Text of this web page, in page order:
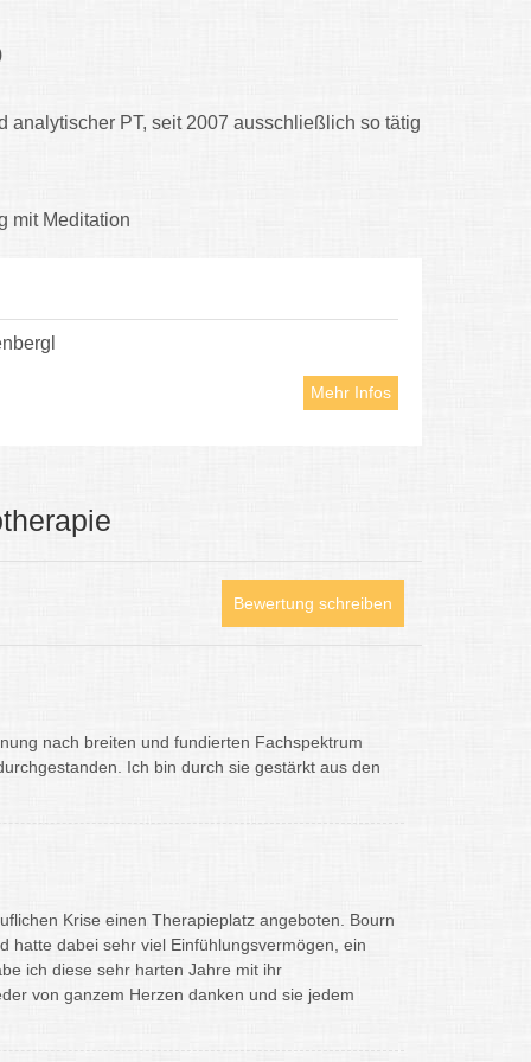
PT, seit 2007 ausschließlich so tätig
mit Meditation
Mehr Infos
Bewertung schreiben
nach breiten und fundierten Fachspektrum
Ich bin durch sie gestärkt aus den
Krise einen Therapieplatz angeboten. Bourn
hatte dabei sehr viel Einfühlungsvermögen, ein
ich diese sehr harten Jahre mit ihr
von ganzem Herzen danken und sie jedem